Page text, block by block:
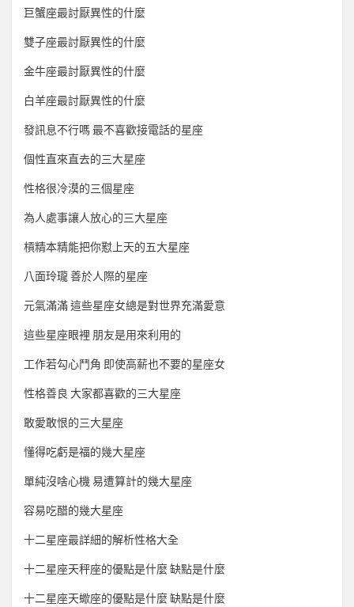
巨蟹座最討厭異性的什麼
雙子座最討厭異性的什麼
金牛座最討厭異性的什麼
白羊座最討厭異性的什麼
發訊息不行嗎 最不喜歡接電話的星座
個性直來直去的三大星座
性格很冷漠的三個星座
為人處事讓人放心的三大星座
槓精本精能把你懟上天的五大星座
八面玲瓏 善於人際的星座
元氣滿滿 這些星座女總是對世界充滿愛意
這些星座眼裡 朋友是用來利用的
工作若勾心鬥角 即使高薪也不要的星座女
性格善良 大家都喜歡的三大星座
敢愛敢恨的三大星座
懂得吃虧是福的幾大星座
單純沒啥心機 易遭算計的幾大星座
容易吃醋的幾大星座
十二星座最詳細的解析性格大全
十二星座天秤座的優點是什麼 缺點是什麼
十二星座天蠍座的優點是什麼 缺點是什麼